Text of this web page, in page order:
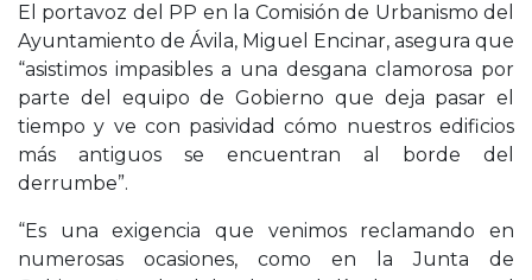
El portavoz del PP en la Comisión de Urbanismo del
Ayuntamiento de Ávila, Miguel Encinar, asegura que
“asistimos impasibles a una desgana clamorosa por
parte del equipo de Gobierno que deja pasar el
tiempo y ve con pasividad cómo nuestros edificios
más antiguos se encuentran al borde del
derrumbe”.
“Es una exigencia que venimos reclamando en
numerosas ocasiones, como en la Junta de